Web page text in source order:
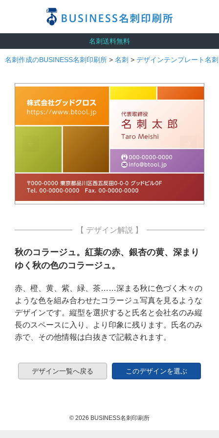
名刺送料無料
名刺作成のBUSINESS名刺印刷所 > 名刺 > デザインテンプレート名刺
【 デザイン解説 】
秋のコラージュ。紅葉の赤、銀杏の黄、深まり
ゆく秋の色のコラージュ。
赤、橙、黄、紫、緑、茶……深まる秋に色づく木々の
ような色を組み合わせたコラージュ写真を見るような
デザインです。縦型を選択すると氏名と会社名のみ縦
長のスペースに入り、より印象に残ります。氏名のみ
赤で、その他情報は白抜きで記載されます。
デザイン一覧へ戻る このデザインを選ぶ
© 2026 BUSINESS名刺印刷所